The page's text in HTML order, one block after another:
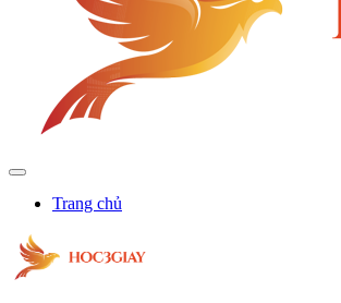
Trang chủ